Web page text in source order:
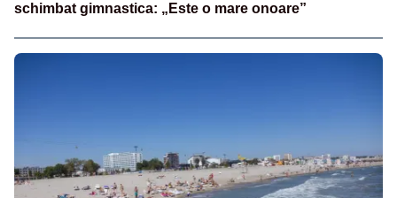
schimbat gimnastica: „Este o mare onoare”